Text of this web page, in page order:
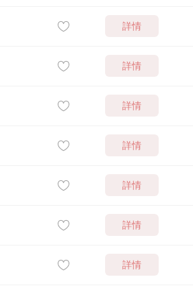
詳情
詳情
詳情
詳情
詳情
詳情
詳情